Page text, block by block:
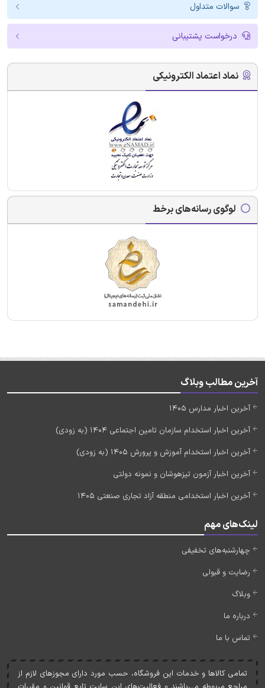
سوالات متداول
درخواست پشتیبانی
نماد اعتماد الکترونیکی
لوگوی رسانه‌های برخط
آخرین مطالب وبلاگ
آخرین اخبار مدارس 1405
آخرین اخبار استخدام سازمان تامین اجتماعی 1404 (به زودی)
آخرین اخبار استخدام آموزش و پرورش 1405 (به زودی)
آخرین اخبار آزمون تیزهوشان و نمونه دولتی
آخرین اخبار استخدامی منطقه آزاد تجاری صنعتی 1405
لینک‌های مهم
چهارشنبه‌های تخفیفی
رضایت و قبولی
وبلاگ
درباره ما
تماس با ما
تمامی کالاها و خدمات اين فروشگاه، حسب مورد دارای مجوزهای لازم از